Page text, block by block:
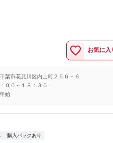
お気に入
葉市花見川区内山町２５６－６
００～１８：３０
始
購入パックあり